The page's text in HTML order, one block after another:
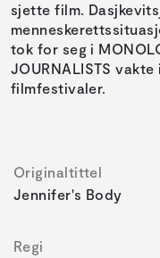
sjette film.
tok for seg i
JOURNALISTS
filmfestivaler.
Originaltittel
Jennifer's Body
Regi